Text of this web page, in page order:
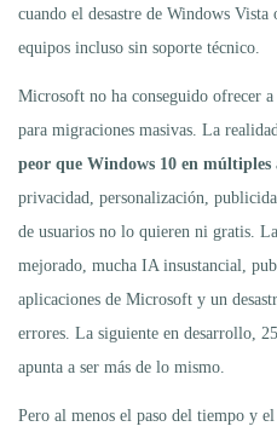
cuando el desastre de Windows
equipos incluso sin soporte técnico.
Microsoft no ha conseguido ofrecer
para migraciones masivas. La
peor que Windows 10 en múltiples
privacidad, personalización,
de usuarios no lo quieren ni gratis.
mejorado, mucha IA insustancial,
aplicaciones de Microsoft y un
errores. La siguiente en desarrollo,
apunta a ser más de lo mismo.
Pero al menos el paso del tiempo y